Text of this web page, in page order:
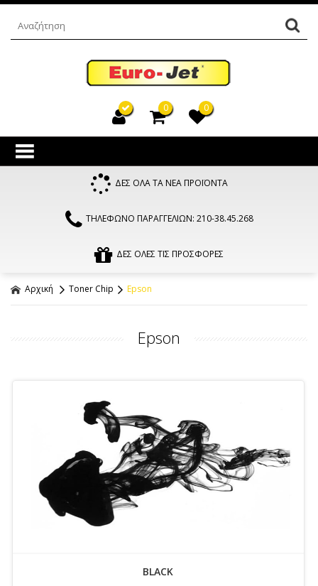
0 0
ΔΕΣ ΟΛΑ ΤΑ ΝΕΑ ΠΡΟΪΟΝΤΑ
ΤΗΛΕΦΩΝΟ ΠΑΡΑΓΓΕΛΙΩΝ: 210-38.45.268
ΔΕΣ ΟΛΕΣ ΤΙΣ ΠΡΟΣΦΟΡΕΣ
Αρχική Toner Chip Epson
Epson
BLACK